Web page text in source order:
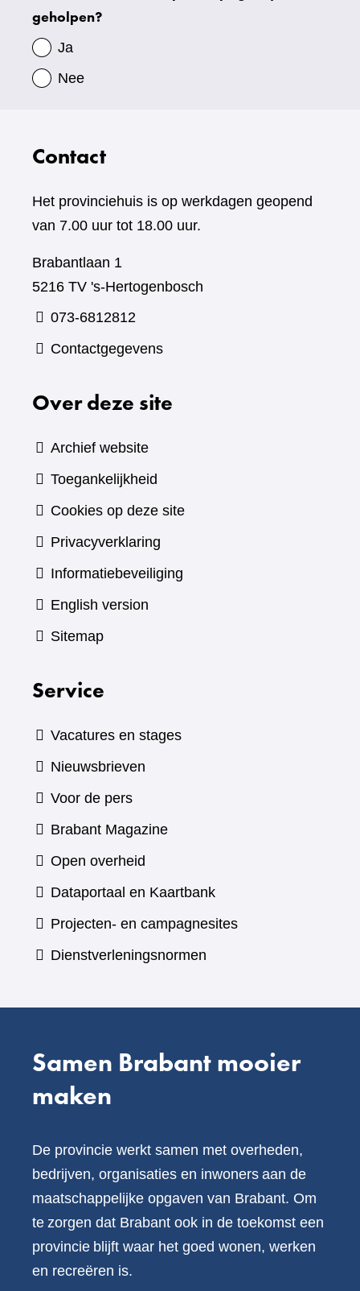
gegevens
geholpen?
Ja
Nee
Contact
Het provinciehuis is op werkdagen geopend
van 7.00 uur tot 18.00 uur.
Brabantlaan 1
5216 TV 's-Hertogenbosch
073-6812812
Contactgegevens
Over deze site
Archief website
Toegankelijkheid
Cookies op deze site
Privacyverklaring
Informatiebeveiliging
English version
Sitemap
Service
Vacatures en stages
Nieuwsbrieven
Voor de pers
Brabant Magazine(verwijst
andere
website)
Open overheid
Dataportaal en Kaartbank(verwijst
naar
Projecten- en campagnesites
Dienstverleningsnormen
Samen Brabant mooier
maken
De provincie werkt samen met overheden,
bedrijven, organisaties en inwoners aan de
maatschappelijke opgaven van Brabant. Om
te zorgen dat Brabant ook in de toekomst een
provincie blijft waar het goed wonen, werken
en recreëren is.